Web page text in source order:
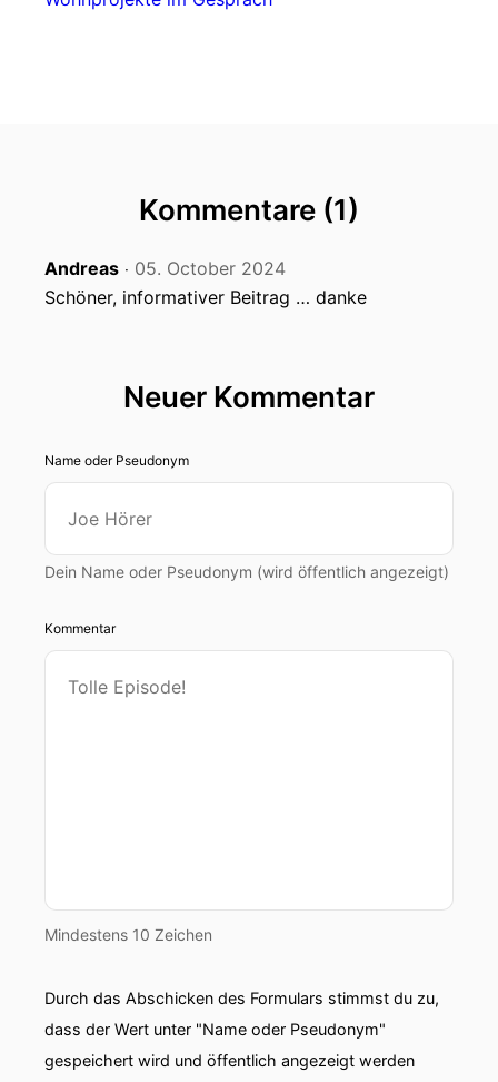
Kommentare (1)
Andreas ‧ 05. October 2024
Schöner, informativer Beitrag … danke
Neuer Kommentar
Name oder Pseudonym
Dein Name oder Pseudonym (wird öffentlich angezeigt)
Kommentar
Mindestens 10 Zeichen
Durch das Abschicken des Formulars stimmst du zu,
dass der Wert unter "Name oder Pseudonym"
gespeichert wird und öffentlich angezeigt werden